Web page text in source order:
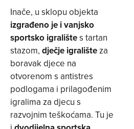
Inače, u sklopu objekta
izgrađeno je i vanjsko
sportsko igralištes tartan
stazom, dječje igrališteza
boravak djece na
otvorenom s antistres
podlogama i prilagođenim
igralima za djecu s
razvojnim teškoćama. Tu je